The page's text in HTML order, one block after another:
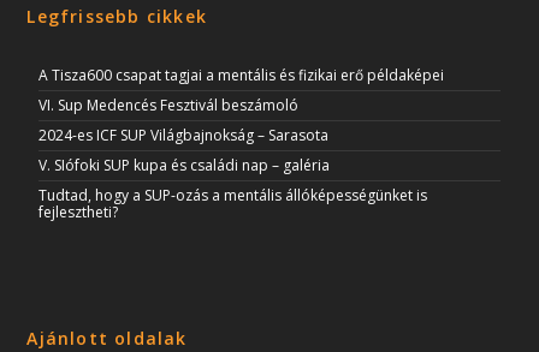
Legfrissebb cikkek
A Tisza600 csapat tagjai a mentális és fizikai erő példaképei
VI. Sup Medencés Fesztivál beszámoló
2024-es ICF SUP Világbajnokság – Sarasota
V. SIófoki SUP kupa és családi nap – galéria
Tudtad, hogy a SUP-ozás a mentális állóképességünket is
fejlesztheti?
Ajánlott oldalak